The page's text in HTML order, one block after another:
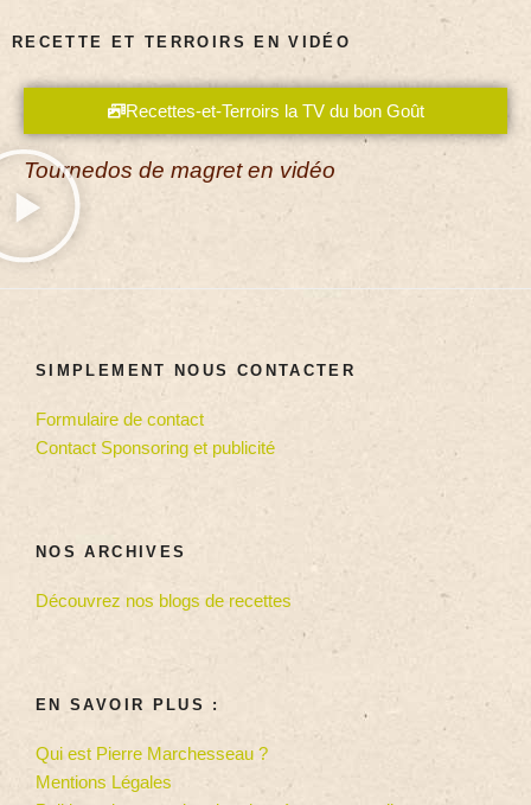
RECETTE ET TERROIRS EN VIDÉO
Recettes-et-Terroirs la TV du bon Goût
Tournedos de magret en vidéo
SIMPLEMENT NOUS CONTACTER
Formulaire de contact
Contact Sponsoring et publicité
NOS ARCHIVES
Découvrez nos blogs de recettes
EN SAVOIR PLUS :
Qui est Pierre Marchesseau ?
Mentions Légales